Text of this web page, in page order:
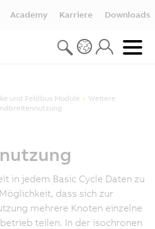
Academy Karriere Downloads
und Feldbus Module
Weitere
in jedem Basic Cycle Daten zu
dass sich zur
mehrere Knoten einzelne
teilen. In der isochronen